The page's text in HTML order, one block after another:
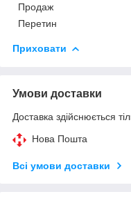
Продаж
Перетин
Приховати
Умови доставки
Доставка здійснюється
Нова Пошта
Всі умови доставки